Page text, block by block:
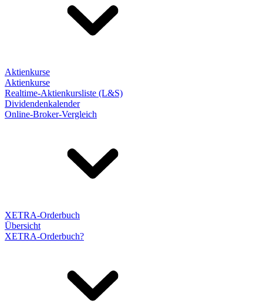
Aktienkurse
Aktienkurse
Realtime-Aktienkursliste (L&S)
Dividendenkalender
Online-Broker-Vergleich
XETRA-Orderbuch
Übersicht
XETRA-Orderbuch?